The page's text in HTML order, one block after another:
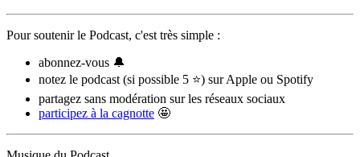
Pour soutenir le Podcast, c'est très simple :
abonnez-vous 🔔
notez le podcast (si possible 5 ⭐) sur Apple ou Spotify
partagez sans modération sur les réseaux sociaux
participez à la cagnotte 🤩